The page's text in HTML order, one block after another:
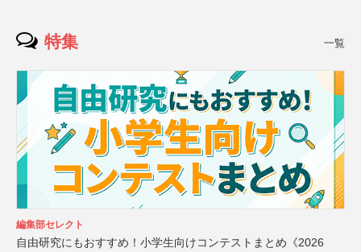
特集 一覧
編集部セレクト
自由研究にもおすすめ！小学生向けコンテストまとめ《2026